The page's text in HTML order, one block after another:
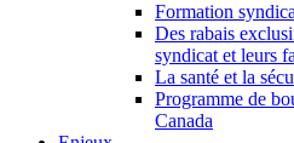
Formation
Des rabais
syndicat et leurs
La santé et la
Programme de
Canada